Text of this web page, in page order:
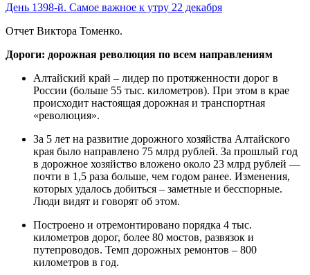
День 1398-й. Самое важное к утру 22 декабря
Отчет Виктора Томенко.
Дороги: дорожная революция по всем направлениям
Алтайский край – лидер по протяженности дорог в
России (больше 55 тыс. километров). При этом в крае
происходит настоящая дорожная и транспортная
«революция».
За 5 лет на развитие дорожного хозяйства Алтайского
края было направлено 75 млрд рублей. За прошлый год
в дорожное хозяйство вложено около 23 млрд рублей —
почти в 1,5 раза больше, чем годом ранее. Изменения,
которых удалось добиться – заметные и бесспорные.
Люди видят и говорят об этом.
Построено и отремонтировано порядка 4 тыс.
километров дорог, более 80 мостов, развязок и
путепроводов. Темп дорожных ремонтов – 800
километров в год.